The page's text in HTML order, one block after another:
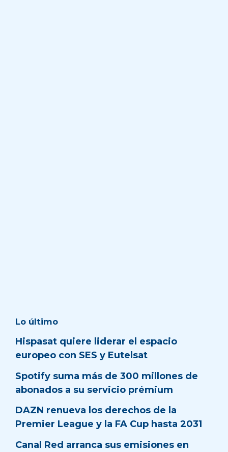
Lo último
Hispasat quiere liderar el espacio
europeo con SES y Eutelsat
Spotify suma más de 300 millones de
abonados a su servicio prémium
DAZN renueva los derechos de la
Premier League y la FA Cup hasta 2031
Canal Red arranca sus emisiones en